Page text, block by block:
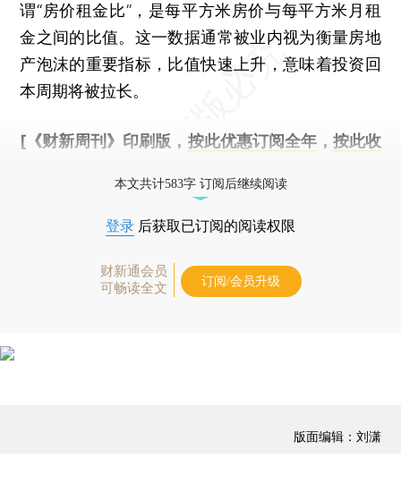
谓“房价租金比”，是每平方米房价与每平方米月租
金之间的比值。这一数据通常被业内视为衡量房地
产泡沫的重要指标，比值快速上升，意味着投资回
本周期将被拉长。
[《财新周刊》印刷版， 按此优惠订阅全年， 按此收
本文共计583字 订阅后继续阅读
登录 后获取已订阅的阅读权限
财新通会员
可畅读全文
订阅/会员升级
版面编辑：刘潇